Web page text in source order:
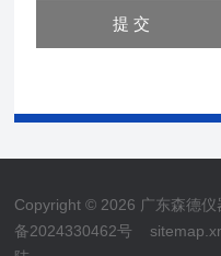
Copyright © 2026 广东森德
备2024330462号